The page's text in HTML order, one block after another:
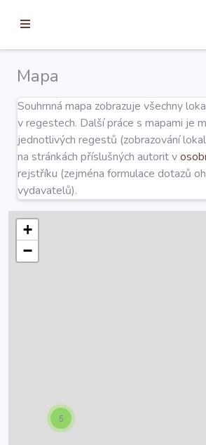
Úvod
Edice
Regesty
Hledat
Nápověda
Mapa
Souhrnná mapa zobrazuje všechny
v regestech. Další práce s mapami je
jednotlivých regestů (zobrazování
na stránkách příslušných autorit v
rejstříku (zejména formulace dotazů
vydavatelů).
5
+
−